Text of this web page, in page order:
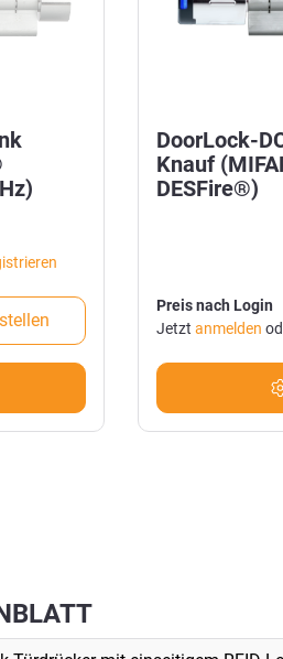
DoorLock-
Knauf
DESFire®)
Preis nach Login
Jetzt anmelden